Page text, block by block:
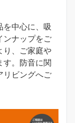
を中心に、吸
ンナップをご
り、ご家庭や
す。防音に関
リビングへご